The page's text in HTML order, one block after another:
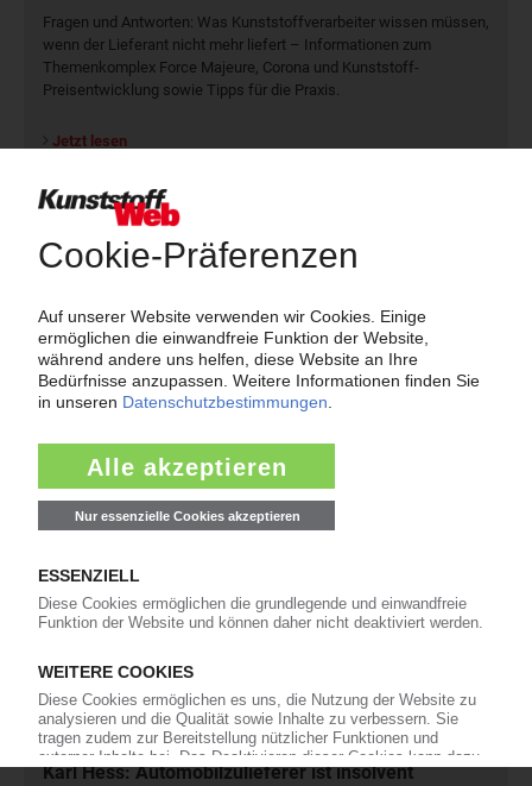
Fragen und Antworten: Was Kunst­stoff­verarbeiter wissen müssen,
wenn der Lieferant nicht mehr liefert – Informationen zum
Themenkomplex Force Majeure, Corona und Kunststoff-
Preisentwicklung sowie Tipps für die Praxis.
Jetzt lesen
Newsletter
Kunststoffbranche – jeden Tag brandaktuell!
und akzeptiere diese.
Jetzt kostenfrei abonnieren
Meistgelesen
Karl Hess: Automobilzulieferer ist insolvent